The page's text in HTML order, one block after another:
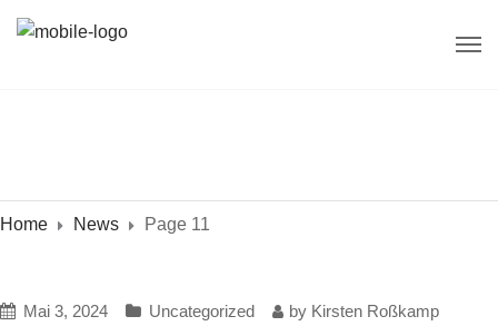
Home News Page 11
Mai 3, 2024 Uncategorized by Kirsten Roßkamp